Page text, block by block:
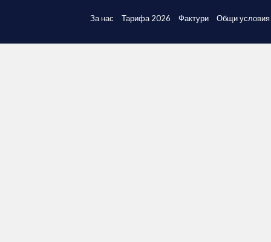
За нас Тарифа 2026 Фактури Общи условия